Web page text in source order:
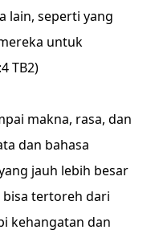
lain, seperti yang
untuk
TB2)
makna, rasa, dan
dan bahasa
jauh lebih besar
bisa tertoreh dari
kehangatan dan